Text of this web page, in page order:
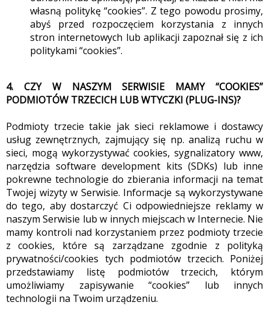
własną politykę “cookies”. Z tego powodu prosimy,
abyś przed rozpoczęciem korzystania z innych
stron internetowych lub aplikacji zapoznał się z ich
politykami “cookies”.
4. CZY W NASZYM SERWISIE MAMY “COOKIES”
PODMIOTÓW TRZECICH LUB WTYCZKI (PLUG-INS)?
Podmioty trzecie takie jak sieci reklamowe i dostawcy
usług zewnętrznych, zajmujący się np. analizą ruchu w
sieci, mogą wykorzystywać cookies, sygnalizatory www,
narzędzia software development kits (SDKs) lub inne
pokrewne technologie do zbierania informacji na temat
Twojej wizyty w Serwisie. Informacje są wykorzystywane
do tego, aby dostarczyć Ci odpowiedniejsze reklamy w
naszym Serwisie lub w innych miejscach w Internecie. Nie
mamy kontroli nad korzystaniem przez podmioty trzecie
z cookies, które są zarządzane zgodnie z polityką
prywatności/cookies tych podmiotów trzecich. Poniżej
przedstawiamy listę podmiotów trzecich, którym
umożliwiamy zapisywanie “cookies” lub innych
technologii na Twoim urządzeniu.